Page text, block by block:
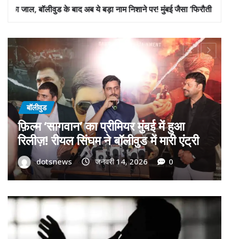
अब ये बड़ा नाम निशाने पर! मुंबई जैसा ‘फिरौती खेल’ अब दिल्ली-पंजाब में?
बॉलीवुड
गोवा मुख्यमंत्री डॉ. प्रमोद सावंत का ‘गोदान’
को बड़ा समर्थन; पोस्टर विमोचन कर मथुरा से
फिल्म गोदान की टीम का बढ़ाया मान!
dotsnews जनवरी 9, 2026 0